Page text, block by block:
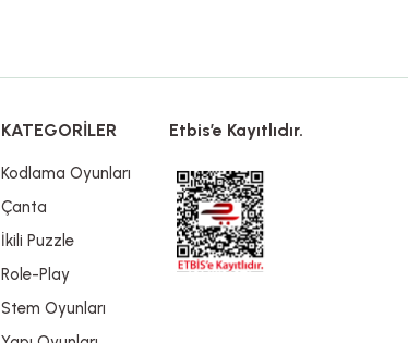
KATEGORİLER
Kodlama Oyunları
Çanta
İkili Puzzle
Role-Play
Stem Oyunları
Etbis’e Kayıtlıdır.